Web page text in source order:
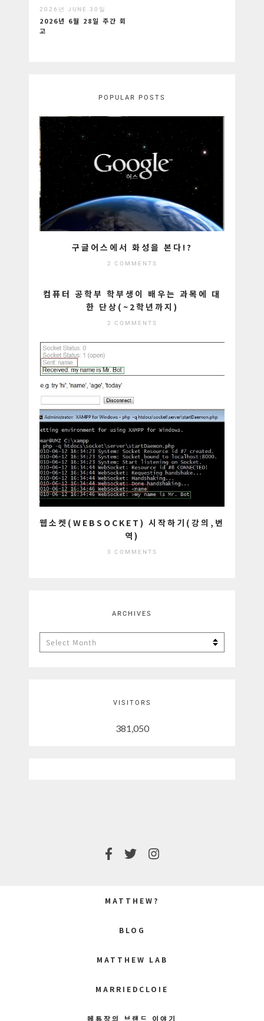
2026년 JUNE 30일
2026년 6월 28일 주간 회
고
POPULAR POSTS
구글어스에서 화성을 본다!?
2 COMMENTS
컴퓨터 공학부 학부생이 배우는 과목에 대
한 단상(~2학년까지)
2 COMMENTS
웹소켓(WEBSOCKET) 시작하기(강의,번
역)
3 COMMENTS
ARCHIVES
Archives
VISITORS
381,050
MATTHEW?
BLOG
MATTHEW LAB
MARRIEDCLOIE
메튜장의 브랜드 이야기